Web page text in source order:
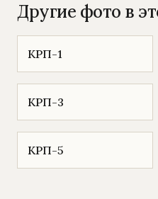
Другие фото в
КРП-1
КРП-3
КРП-5